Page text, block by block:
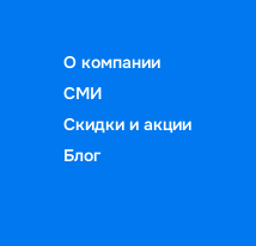
О компании
СМИ
Скидки и акции
Блог